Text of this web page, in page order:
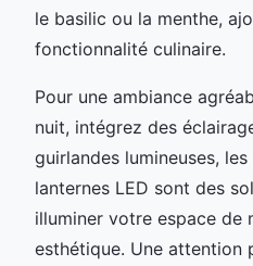
le basilic ou la menthe,
fonctionnalité culinaire.
Pour une ambiance
nuit, intégrez des
guirlandes lumineuses,
lanternes LED sont des
illuminer votre espace de
esthétique. Une attention